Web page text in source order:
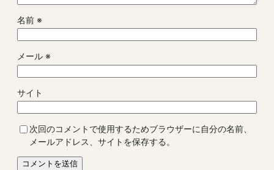
名前 ※
メール ※
サイト
次回のコメントで使用するためブラウザーに自分の名前、
メールアドレス、サイトを保存する。